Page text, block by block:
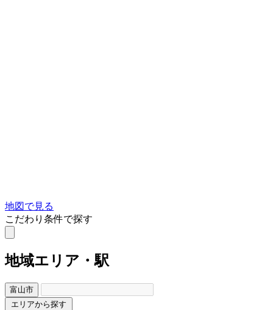
地図で見る
こだわり条件で探す
地域エリア・駅
富山市
エリアから探す